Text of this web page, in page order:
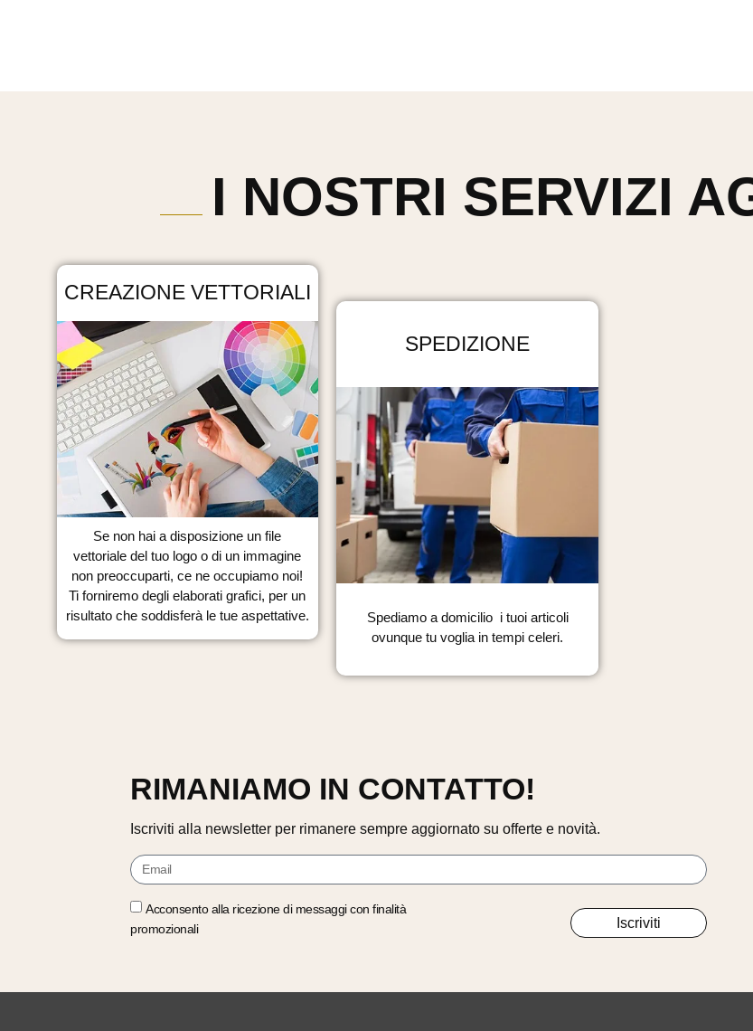
I NOSTRI SERVIZI
CREAZIONE VETTORIALI
Se non hai a disposizione un file
vettoriale del tuo logo o di un immagine
non preoccuparti, ce ne occupiamo noi!
Ti forniremo degli elaborati grafici, per un
risultato che soddisferà le tue aspettative.
SPEDIZIONE
Spediamo a domicilio i tuoi articoli
ovunque tu voglia in tempi celeri.
RIMANIAMO IN CONTATTO!
Iscriviti alla newsletter per rimanere sempre aggiornato su offerte e novità.
Acconsento alla ricezione di messaggi con finalità
promozionali
Iscriviti